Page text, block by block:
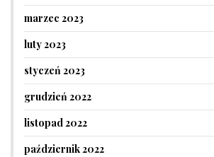
marzec 2023
luty 2023
styczeń 2023
grudzień 2022
listopad 2022
październik 2022